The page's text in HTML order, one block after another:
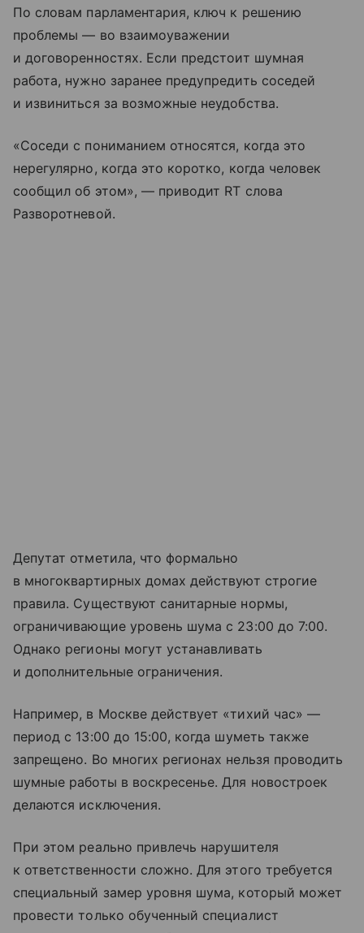
По словам парламентария, ключ к решению
проблемы — во взаимоуважении
и договоренностях. Если предстоит шумная
работа, нужно заранее предупредить соседей
и извиниться за возможные неудобства.
«Соседи с пониманием относятся, когда это
нерегулярно, когда это коротко, когда человек
сообщил об этом», — приводит RT слова
Разворотневой.
Депутат отметила, что формально
в многоквартирных домах действуют строгие
правила. Существуют санитарные нормы,
ограничивающие уровень шума с 23:00 до 7:00.
Однако регионы могут устанавливать
и дополнительные ограничения.
Например, в Москве действует «тихий час» —
период с 13:00 до 15:00, когда шуметь также
запрещено. Во многих регионах нельзя проводить
шумные работы в воскресенье. Для новостроек
делаются исключения.
При этом реально привлечь нарушителя
к ответственности сложно. Для этого требуется
специальный замер уровня шума, который может
провести только обученный специалист